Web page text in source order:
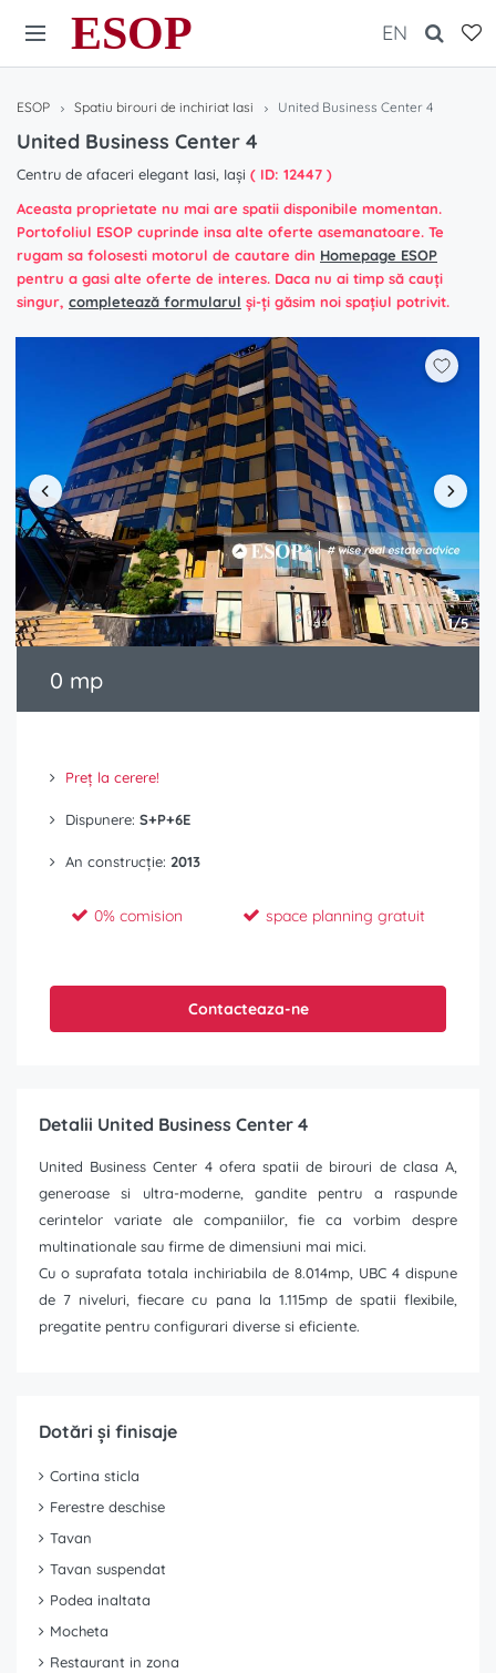
ESOP EN
ESOP Spatiu birouri de inchiriat Iasi United Business Center 4
United Business Center 4
Centru de afaceri elegant Iasi, Iași ( ID: 12447 )
Aceasta proprietate nu mai are spatii disponibile momentan.
Portofoliul ESOP cuprinde insa alte oferte asemanatoare. Te
rugam sa folosesti motorul de cautare din Homepage ESOP
pentru a gasi alte oferte de interes. Daca nu ai timp să cauți
singur, completează formularul și-ți găsim noi spațiul potrivit.
1/5
0 mp
Preț la cerere!
Dispunere: S+P+6E
An construcție: 2013
0% comision space planning gratuit
Contacteaza-ne
Detalii United Business Center 4
United Business Center 4 ofera spatii de birouri de clasa A,
generoase si ultra-moderne, gandite pentru a raspunde
cerintelor variate ale companiilor, fie ca vorbim despre
multinationale sau firme de dimensiuni mai mici.
Cu o suprafata totala inchiriabila de 8.014mp, UBC 4 dispune
de 7 niveluri, fiecare cu pana la 1.115mp de spatii flexibile,
pregatite pentru configurari diverse si eficiente.
Dotări și finisaje
Cortina sticla
Ferestre deschise
Tavan
Tavan suspendat
Podea inaltata
Mocheta
Restaurant in zona